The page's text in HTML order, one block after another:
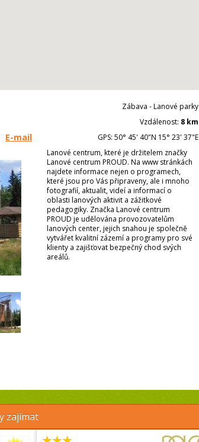
E-mail
Zábava - Lanové parky
Vzdálenost: 8 km
GPS: 50° 45' 40"N 15° 23' 37"E
Lanové centrum, které je držitelem značky
Lanové centrum PROUD. Na www stránkách
najdete informace nejen o programech,
které jsou pro Vás připraveny, ale i mnoho
fotografií, aktualit, videí a informací o
oblasti lanových aktivit a zážitkové
pedagogiky. Značka Lanové centrum
PROUD je udělována provozovatelům
lanových center, jejich snahou je společně
vytvářet kvalitní zázemí a programy pro své
klienty a zajišťovat bezpečný chod svých
areálů.
zajímat